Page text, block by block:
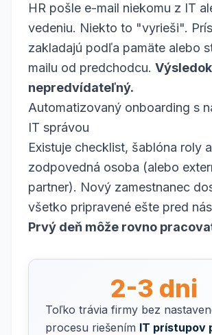
HR pošle e-mail niekomu z IT
vedeniu. Niekto to "vyrieši".
zakladajú podľa pamäte alebo
mailu od predchodcu.
nepredvídateľný.
Automatizovaný onboarding s
IT správou
Existuje checklist, šablóna roly a
zodpovedná osoba (alebo
partner). Nový zamestnanec
všetko pripravené ešte pred
Prvý deň môže rovno
2-3 dni
Toľko trávia firmy bez
procesu riešením IT prístupov